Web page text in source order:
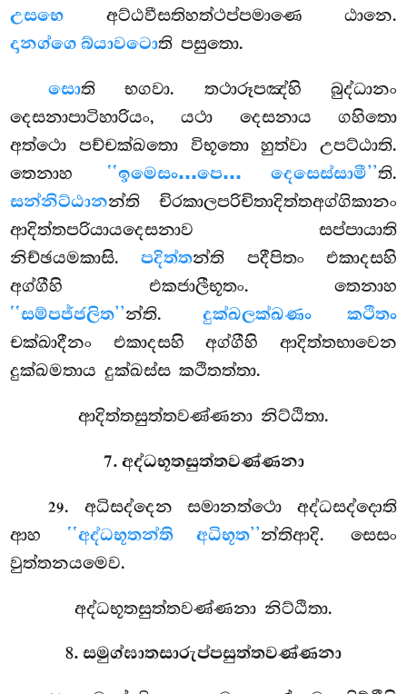
උසභෙ අට්ඨවීසතිහත්ථප්පමාණෙ ඨානෙ.
දානග්ගෙ බ්යාවටොති පසුතො.
සොතිභගවා. තථාරූපඤ්හි බුද්ධානං
දෙසනාපාටිහාරියං, යථා දෙසනාය ගහිතො
අත්ථො පච්චක්ඛතො විභූතො හුත්වා උපට්ඨාති.
තෙනාහ ‘‘ඉමෙසං…පෙ… දෙසෙස්සාමී’’ති.
සන්නිට්ඨානන්ති චිරකාලපරිචිතාදිත්තඅග්ගිකානං
ආදිත්තපරියායදෙසනාව සප්පායාති
නිච්ඡයමකාසි.පදිත්තන්ති පදීපිතං එකාදසහි
අග්ගීහි එකජාලීභූතං. තෙනාහ
‘‘සම්පජ්ජලිත’’න්ති. දුක්ඛලක්ඛණං කථිතං
චක්ඛාදීනං එකාදසහි අග්ගීහි ආදිත්තභාවෙන
දුක්ඛමතාය දුක්ඛස්ස කථිතත්තා.
ආදිත්තසුත්තවණ්ණනා නිට්ඨිතා.
7. අද්ධභූතසුත්තවණ්ණනා
29. අධිසද්දෙනසමානත්ථො අද්ධසද්දොති
ආහ ‘‘අද්ධභූතන්ති අධිභූත’’න්තිආදි. සෙසං
වුත්තනයමෙව.
අද්ධභූතසුත්තවණ්ණනා නිට්ඨිතා.
8. සමුග්ඝාතසාරුප්පසුත්තවණ්ණනා